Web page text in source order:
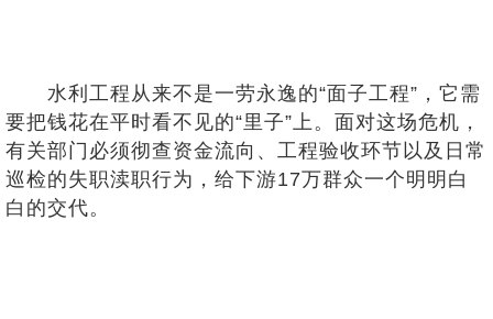
水利工程从来不是一劳永逸的“面子工程”，它需
要把钱花在平时看不见的“里子”上。面对这场危机，
有关部门必须彻查资金流向、工程验收环节以及日常
巡检的失职渎职行为，给下游17万群众一个明明白
白的交代。